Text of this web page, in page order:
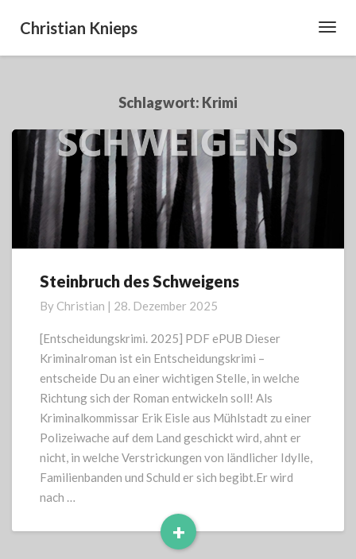
Christian Knieps
Schlagwort: Krimi
Steinbruch
Schweigens
Steinbruch des Schweigens
By Christian | 28. Dezember 2025
[Entscheidungskrimi. 2025] PDF ePUB Dieser
Kriminalroman ist ein Entscheidungskrimi –
entscheide Du an einer wichtigen Stelle, in welche
Richtung sich der Roman entwickeln soll! Als
Kriminalkommissar Erik Eisle aus Mühlstadt zu einer
Polizeiwache auf dem Land geschickt wird, ahnt er
nicht, in welche Verstrickungen von ländlicher Idylle,
Familienbanden und Schuld er sich begibt.Er wird
nach …
+
Read